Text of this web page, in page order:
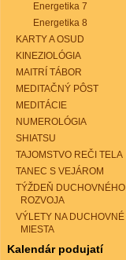
Energetika 7
Energetika 8
KARTY A OSUD
KINEZIOLÓGIA
MAITRÍ TÁBOR
MEDITAČNÝ PÔST
MEDITÁCIE
NUMEROLÓGIA
SHIATSU
TAJOMSTVO REČI TELA
TANEC S VEJÁROM
TÝŽDEŇ DUCHOVNÉHO
ROZVOJA
VÝLETY NA DUCHOVNÉ
MIESTA
Kalendár podujatí